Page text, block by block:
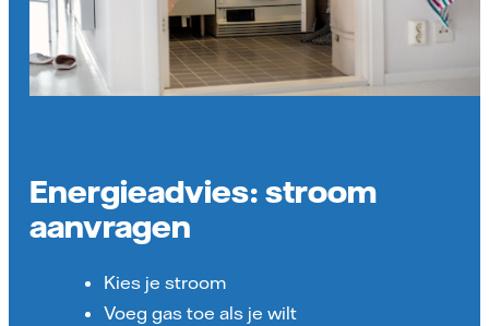
Energieadvies: stroom
aanvragen
Kies je stroom
Voeg gas toe als je wilt